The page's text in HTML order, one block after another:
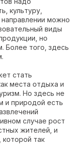
культуру,
можно
виды
но
Более того, здесь
стать
места отдыха и
Но здесь не
и природой есть
случае рост
жителей, и
которой так